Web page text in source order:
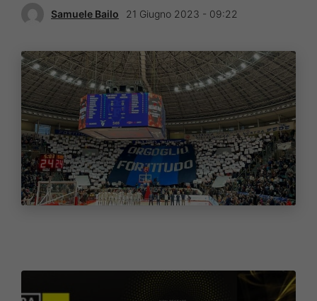
Samuele Bailo 21 Giugno 2023 - 09:22